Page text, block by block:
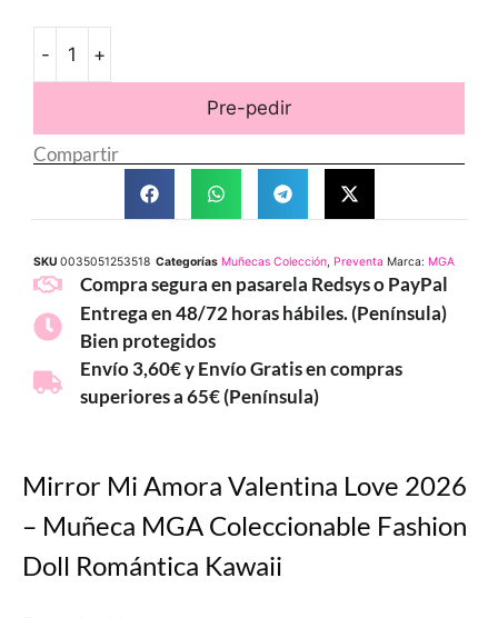
- +
Pre-pedir
Compartir
SKU 0035051253518 Categorías Muñecas Colección Preventa Marca: MGA
Compra segura en pasarela Redsys o PayPal
Entrega en 48/72 horas hábiles. (Península)
Bien protegidos
Envío 3,60€ y Envío Gratis en compras
superiores a 65€ (Península)
Mirror Mi Amora Valentina Love 2026
– Muñeca MGA Coleccionable Fashion
Doll Romántica Kawaii